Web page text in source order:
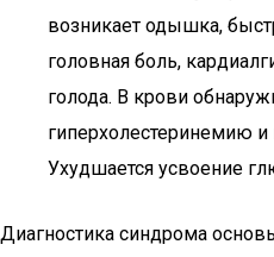
возникает одышка,
головная боль,
голода. В крови
гиперхолестеринемию
Ухудшается усвоение
Диагностика синдрома